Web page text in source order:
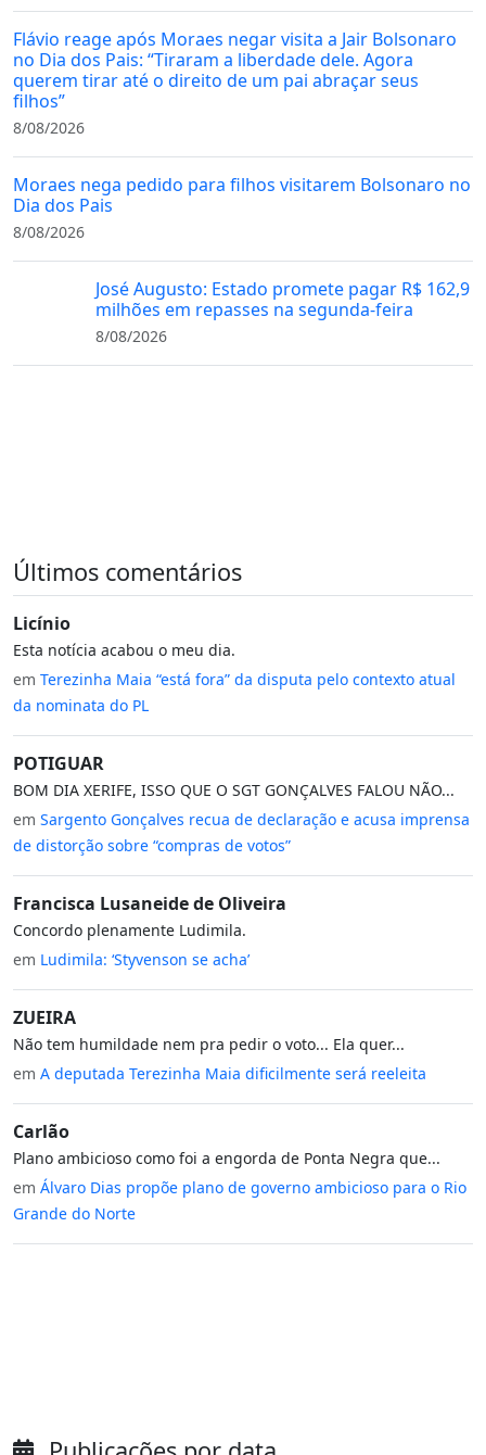
Flávio reage após Moraes negar visita a Jair Bolsonaro
no Dia dos Pais: “Tiraram a liberdade dele. Agora
querem tirar até o direito de um pai abraçar seus
filhos”
8/08/2026
Moraes nega pedido para filhos visitarem Bolsonaro no
Dia dos Pais
8/08/2026
José Augusto: Estado promete pagar R$ 162,9
milhões em repasses na segunda-feira
8/08/2026
Últimos comentários
Licínio
Esta notícia acabou o meu dia.
em Terezinha Maia “está fora” da disputa pelo contexto atual
da nominata do PL
POTIGUAR
BOM DIA XERIFE, ISSO QUE O SGT GONÇALVES FALOU NÃO...
em Sargento Gonçalves recua de declaração e acusa imprensa
de distorção sobre “compras de votos”
Francisca Lusaneide de Oliveira
Concordo plenamente Ludimila.
em Ludimila: ‘Styvenson se acha’
ZUEIRA
Não tem humildade nem pra pedir o voto... Ela quer...
em A deputada Terezinha Maia dificilmente será reeleita
Carlão
Plano ambicioso como foi a engorda de Ponta Negra que...
em Álvaro Dias propõe plano de governo ambicioso para o Rio
Grande do Norte